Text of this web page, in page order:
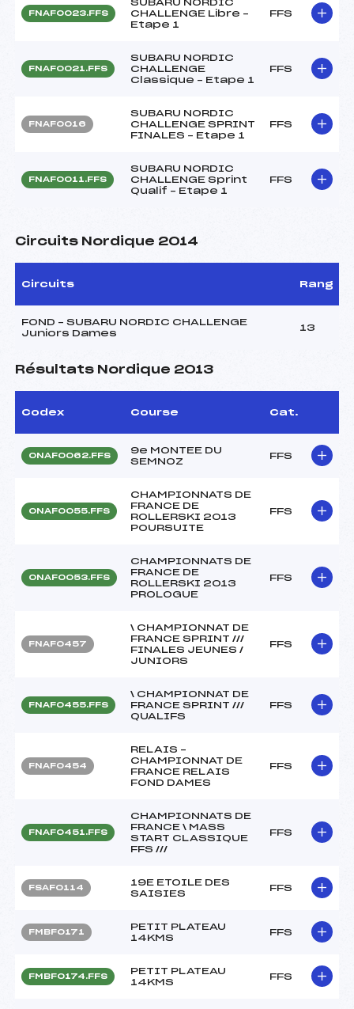
FNAF0023.FFS
SUBARU NORDIC
CHALLENGE Libre –
Etape 1
FFS
FNAF0021.FFS
SUBARU NORDIC
CHALLENGE
Classique – Etape 1
FFS
FNAF0016
SUBARU NORDIC
CHALLENGE SPRINT
FINALES – Etape 1
FFS
FNAF0011.FFS
SUBARU NORDIC
CHALLENGE Sprint
Qualif – Etape 1
FFS
Circuits Nordique 2014
Circuits Rang
FOND – SUBARU NORDIC CHALLENGE
Juniors Dames
13
Résultats Nordique 2013
Codex Course Cat.
ONAF0062.FFS
9e MONTEE DU
SEMNOZ
FFS
ONAF0055.FFS
CHAMPIONNATS DE
FRANCE DE
ROLLERSKI 2013
POURSUITE
FFS
ONAF0053.FFS
CHAMPIONNATS DE
FRANCE DE
ROLLERSKI 2013
PROLOGUE
FFS
FNAF0457
\ CHAMPIONNAT DE
FRANCE SPRINT ///
FINALES JEUNES /
JUNIORS
FFS
FNAF0455.FFS
\ CHAMPIONNAT DE
FRANCE SPRINT ///
QUALIFS
FFS
FNAF0454
RELAIS –
CHAMPIONNAT DE
FRANCE RELAIS
FOND DAMES
FFS
FNAF0451.FFS
CHAMPIONNATS DE
FRANCE \ MASS
START CLASSIQUE
FFS ///
FFS
FSAF0114
19E ETOILE DES
SAISIES
FFS
FMBF0171
PETIT PLATEAU
14KMS
FFS
FMBF0174.FFS
PETIT PLATEAU
14KMS
FFS